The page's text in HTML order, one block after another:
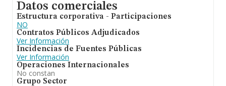
Datos comerciales
Estructura corporativa - Participaciones
NO
Contratos Públicos Adjudicados
Ver Información
Incidencias de Fuentes Públicas
Ver Información
Operaciones Internacionales
No constan
Grupo Sector